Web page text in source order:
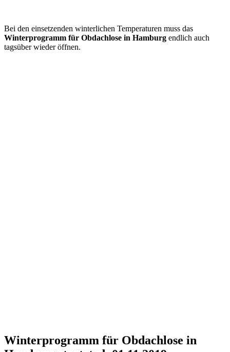
Bei den einsetzenden winterlichen Temperaturen muss das
Winterprogramm für Obdachlose in Hamburg endlich auch
tagsüber wieder öffnen.
Winterprogramm für Obdachlose in